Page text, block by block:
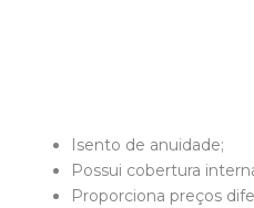
Isento de anuidade;
Possui cobertura
Proporciona preços